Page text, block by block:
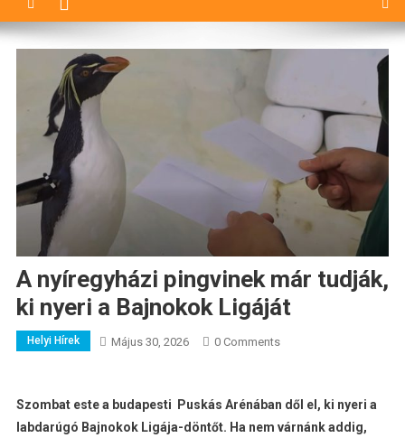
A nyíregyházi pingvinek már tudják,
ki nyeri a Bajnokok Ligáját
Helyi Hírek Május 30, 2026 0 Comments
Szombat este a budapesti Puskás Arénában dől el, ki nyeri a
labdarúgó Bajnokok Ligája-döntőt. Ha nem várnánk addig,